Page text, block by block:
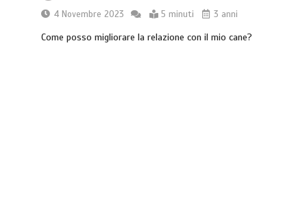
4 Novembre 2023
5 minuti 3 anni
Come posso migliorare la relazione con il mio cane?